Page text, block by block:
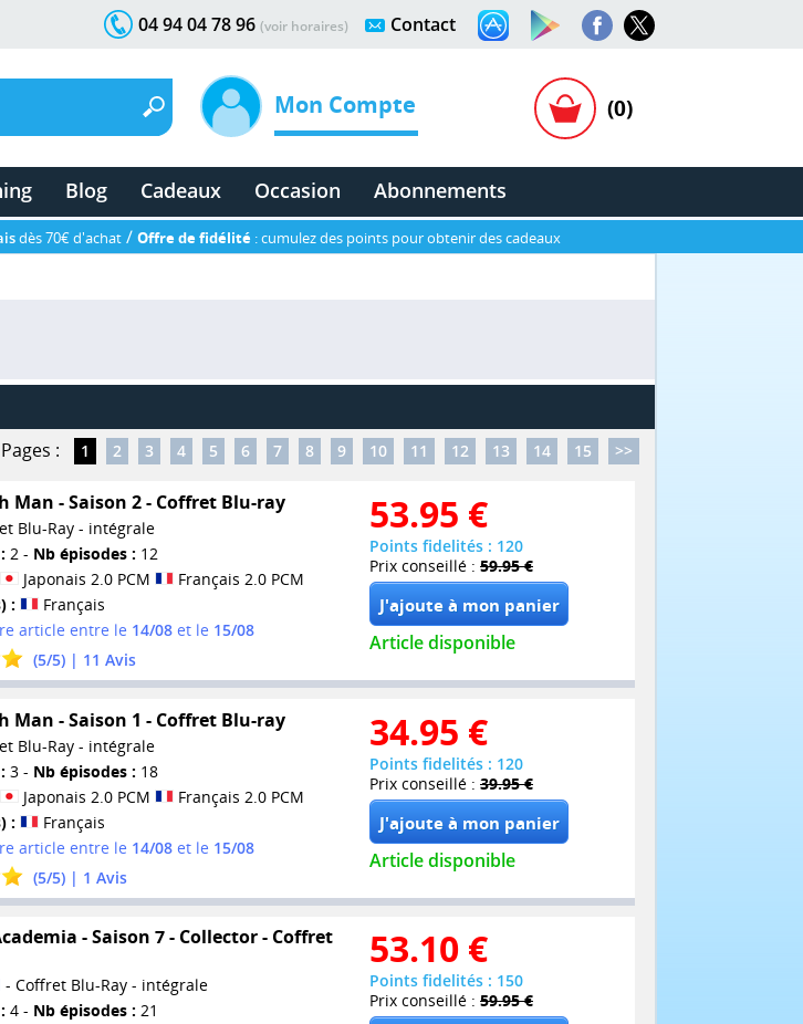
Contact
04 94 04 78 96 (voir horaires)
Mon Compte (0)
Blog Cadeaux Occasion Abonnements
dès 70€ d'achat / Offre de fidélité : cumulez des points pour obtenir des cadeaux
Pages : 1 2 3 4 5 6 7 8 9 10 11 12 13 14 15 >>
Man - Saison 2 - Coffret Blu-ray
Blu-Ray - intégrale
2 - Nb épisodes : 12
Japonais 2.0 PCM
Français 2.0 PCM
:
Français
article entre le 14/08et le 15/08
(5/5) | 11 Avis
53.95 €
Points fidelités : 120
Prix conseillé : 59.95 €
Article disponible
Man - Saison 1 - Coffret Blu-ray
Blu-Ray - intégrale
3 - Nb épisodes : 18
Japonais 2.0 PCM
Français 2.0 PCM
:
Français
article entre le 14/08et le 15/08
(5/5) | 1 Avis
34.95 €
Points fidelités : 120
Prix conseillé : 39.95 €
Article disponible
- Saison 7 - Collector - Coffret
- Coffret Blu-Ray - intégrale
4 - Nb épisodes : 21
53.10 €
Points fidelités : 150
Prix conseillé : 59.95 €